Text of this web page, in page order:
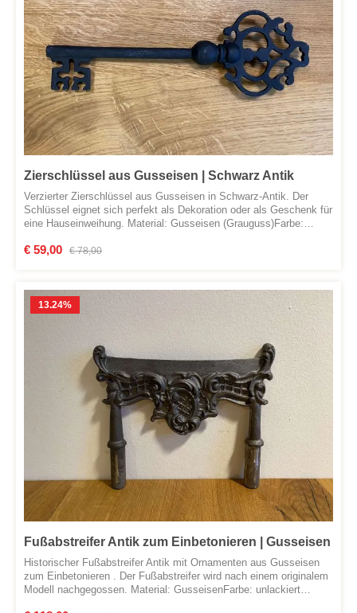
Zierschlüssel aus Gusseisen | Schwarz Antik
Verzierter Zierschlüssel aus Gusseisen in Schwarz-Antik. Der
Schlüssel eignet sich perfekt als Dekoration oder als Geschenk für
eine Hauseinweihung. Material: Gusseisen (Grauguss)Farbe:
mm
Verkaufspreis:
€ 59,00 Regulärer Preis:
€ 78,00
13.24%
Fußabstreifer Antik zum Einbetonieren | Gusseisen
Historischer Fußabstreifer Antik mit Ornamenten aus Gusseisen
zum Einbetonieren . Der Fußabstreifer wird nach einem originalem
Modell nachgegossen. Material: GusseisenFarbe: unlackiert